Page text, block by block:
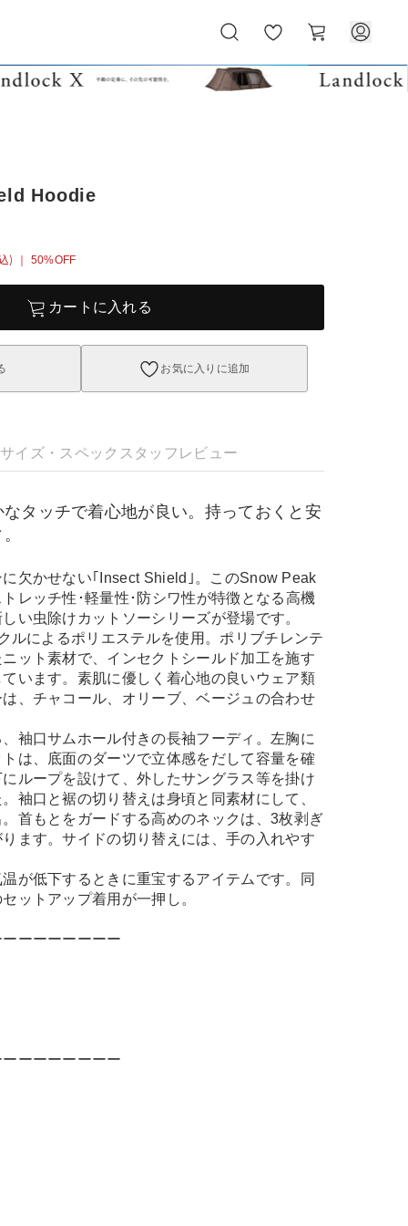
気
に
ー
ト
Hoodie
) ｜ 50%OFF
カートに入れる
お気に入りに追加
サイズ・スペック スタッフレビュー
タッチで着心地が良い。持っておくと安
欠かせない｢Insect Shield｣。このSnow Peak
レッチ性･軽量性･防シワ性が特徴となる高機
い虫除けカットソーシリーズが登場です。
ルによるポリエステルを使用。ポリブチレンテ
ット素材で、インセクトシールド加工を施す
います。素肌に優しく着心地の良いウェア類
、チャコール、オリーブ、ベージュの合わせ
袖口サムホール付きの長袖フーディ。左胸に
は、底面のダーツで立体感をだして容量を確
ループを設けて、外したサングラス等を掛け
袖口と裾の切り替えは身頃と同素材にして、
首もとをガードする高めのネックは、3枚剥ぎ
ます。サイドの切り替えには、手の入れやす
が低下するときに重宝するアイテムです。同
ットアップ着用が一押し。
ーーーーーーー
ーーーーーーー